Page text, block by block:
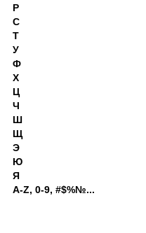
Р
С
Т
У
Ф
Х
Ц
Ч
Ш
Щ
Э
Ю
Я
A-Z, 0-9, #$%№...